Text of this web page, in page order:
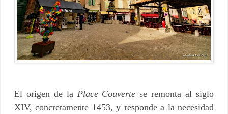
El origen de la Place Couverte se remonta al siglo
XIV, concretamente 1453, y responde a la necesidad